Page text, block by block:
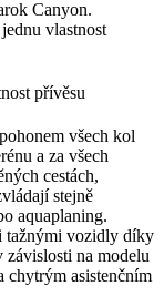
Canyon.
vlastnost
přívěsu
všech kol
a za všech
cestách,
stejně
aquaplaning.
tažnými vozidly díky
na modelu
chytrým asistenčním